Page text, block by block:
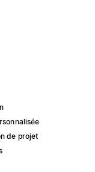
de projet